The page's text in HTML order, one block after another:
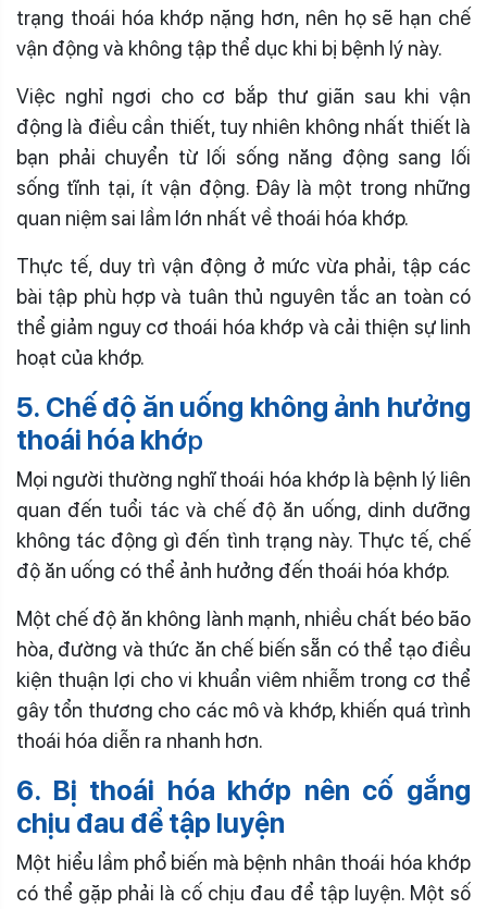
trạng thoái hóa khớp nặng hơn, nên họ sẽ hạn chế
vận động và không tập thể dục khi bị bệnh lý này.
Việc nghỉ ngơi cho cơ bắp thư giãn sau khi vận
động là điều cần thiết, tuy nhiên không nhất thiết là
bạn phải chuyển từ lối sống năng động sang lối
sống tĩnh tại, ít vận động. Đây là một trong những
quan niệm sai lầm lớn nhất về thoái hóa khớp.
Thực tế, duy trì vận động ở mức vừa phải, tập các
bài tập phù hợp và tuân thủ nguyên tắc an toàn có
thể giảm nguy cơ thoái hóa khớp và cải thiện sự linh
hoạt của khớp.
5. Chế độ ăn uống không ảnh hưởng
thoái hóa khớp
Mọi người thường nghĩ thoái hóa khớp là bệnh lý liên
quan đến tuổi tác và chế độ ăn uống, dinh dưỡng
không tác động gì đến tình trạng này. Thực tế, chế
độ ăn uống có thể ảnh hưởng đến thoái hóa khớp.
Một chế độ ăn không lành mạnh, nhiều chất béo bão
hòa, đường và thức ăn chế biến sẵn có thể tạo điều
kiện thuận lợi cho vi khuẩn viêm nhiễm trong cơ thể
gây tổn thương cho các mô và khớp, khiến quá trình
thoái hóa diễn ra nhanh hơn.
6. Bị thoái hóa khớp nên cố gắng
chịu đau để tập luyện
Một hiểu lầm phổ biến mà bệnh nhân thoái hóa khớp
có thể gặp phải là cố chịu đau để tập luyện. Một số